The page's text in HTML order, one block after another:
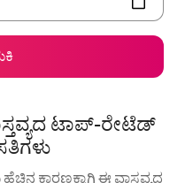
ಟಾಪ್-ರೇಟೆಡ್
ಹೆಚ್ಚಿನ ಕಾರಣಕ್ಕಾಗಿ ಈ ವಾಸ್ತವ್ಯದ